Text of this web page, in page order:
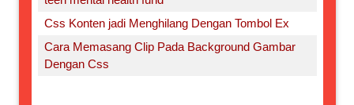
Css Konten jadi Menghilang Dengan Tombol Ex
Cara Memasang Clip Pada Background Gambar
Dengan Css